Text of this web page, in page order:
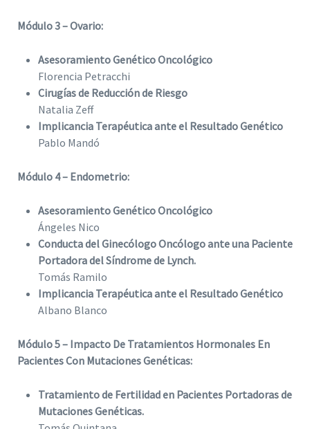
Módulo 3 – Ovario:
Asesoramiento Genético Oncológico
Florencia Petracchi
Cirugías de Reducción de Riesgo
Natalia Zeff
Implicancia Terapéutica ante el Resultado Genético
Pablo Mandó
Módulo 4 – Endometrio:
Asesoramiento Genético Oncológico
Ángeles Nico
Conducta del Ginecólogo Oncólogo ante una Paciente
Portadora del Síndrome de Lynch.
Tomás Ramilo
Implicancia Terapéutica ante el Resultado Genético
Albano Blanco
Módulo 5 – Impacto De Tratamientos Hormonales En
Pacientes Con Mutaciones Genéticas:
Tratamiento de Fertilidad en Pacientes Portadoras de
Mutaciones Genéticas.